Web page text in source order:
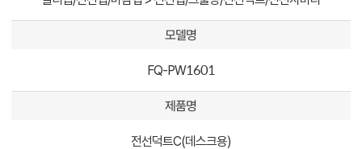
모델명
FQ-PW1601
제품명
전선덕트C(데스크용)